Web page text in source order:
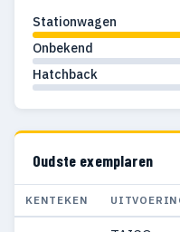
Stationwagen
Onbekend
Hatchback
Oudste exemplaren
KENTEKEN